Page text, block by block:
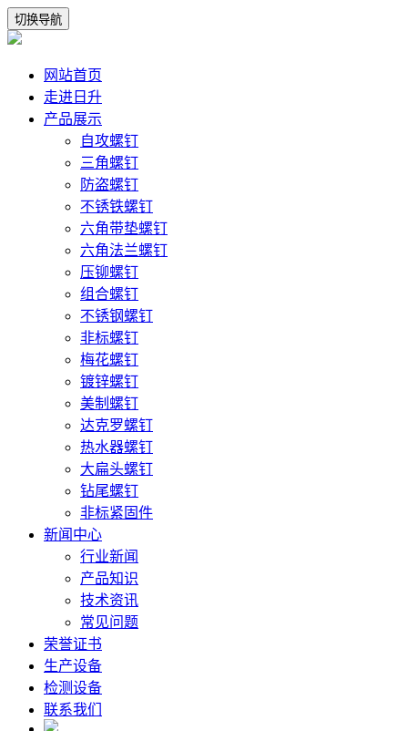
切换导航
网站首页
走进日升
产品展示
自攻螺钉
三角螺钉
防盗螺钉
不锈铁螺钉
六角带垫螺钉
六角法兰螺钉
压铆螺钉
组合螺钉
不锈钢螺钉
非标螺钉
梅花螺钉
镀锌螺钉
美制螺钉
达克罗螺钉
热水器螺钉
大扁头螺钉
钻尾螺钉
非标紧固件
新闻中心
行业新闻
产品知识
技术资讯
常见问题
荣誉证书
生产设备
检测设备
联系我们